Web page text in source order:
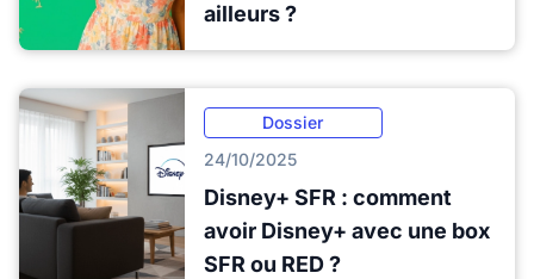
ailleurs ?
Dossier
24/10/2025
Disney+ SFR : comment
avoir Disney+ avec une box
SFR ou RED ?